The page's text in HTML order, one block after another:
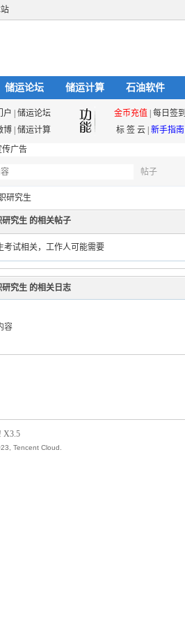
储运论坛 储运计算 石油软件
户 储运论坛 金币充值 每日签到
博 储运计算 标 签 云 新手指南
帖子
研究生
究生 的相关帖子
考试相关，工作人可能需要
究生 的相关日志
容
X3.5
Tencent Cloud.